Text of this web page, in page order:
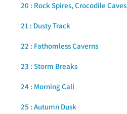
20 : Rock Spires, Crocodile Caves
21 : Dusty Track
22 : Fathomless Caverns
23 : Storm Breaks
24 : Morning Call
25 : Autumn Dusk